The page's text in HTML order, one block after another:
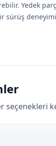
Yedek
sürüş
seçenekleri